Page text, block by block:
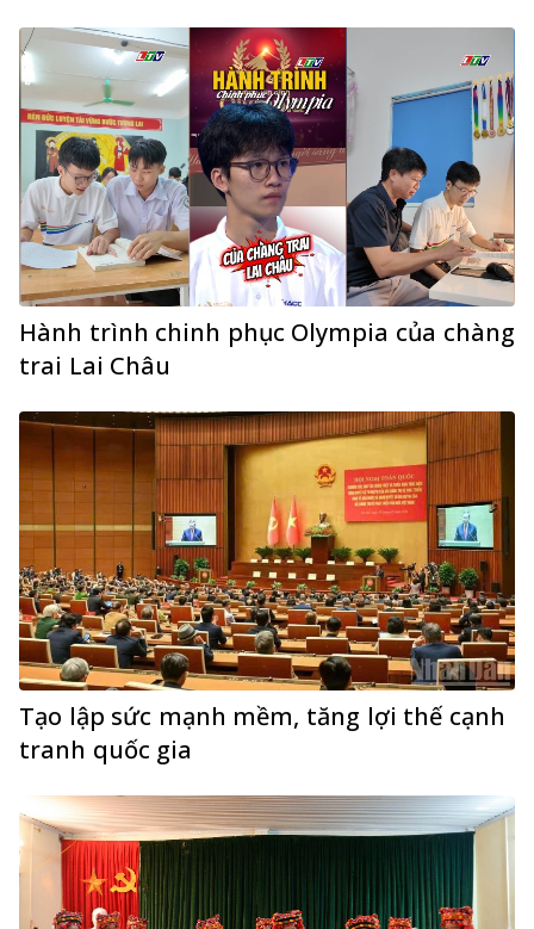
Hành trình chinh phục Olympia của chàng
trai Lai Châu
Tạo lập sức mạnh mềm, tăng lợi thế cạnh
tranh quốc gia